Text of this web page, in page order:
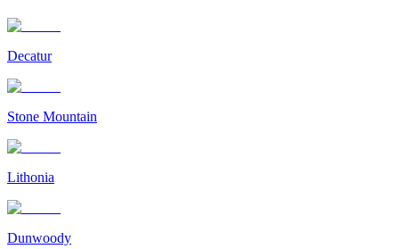
Decatur
Stone Mountain
Lithonia
Dunwoody